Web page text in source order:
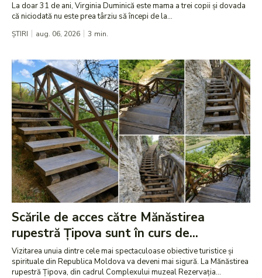
La doar 31 de ani, Virginia Duminică este mama a trei copii și dovada
că niciodată nu este prea târziu să începi de la...
ȘTIRI aug. 06, 2026 3 min.
Scările de acces către Mănăstirea
rupestră Țipova sunt în curs de...
Vizitarea unuia dintre cele mai spectaculoase obiective turistice și
spirituale din Republica Moldova va deveni mai sigură. La Mănăstirea
rupestră Țipova, din cadrul Complexului muzeal Rezervația...